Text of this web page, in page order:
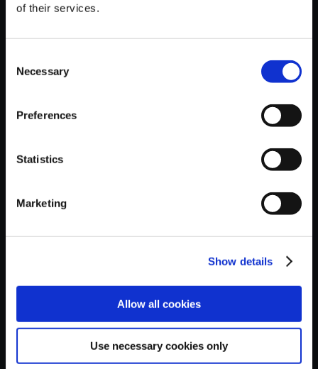
of their services.
Selection
Necessary
Preferences
Statistics
Marketing
Show details
Allow all cookies
Use necessary cookies only
150円
【単曲】モンスタ